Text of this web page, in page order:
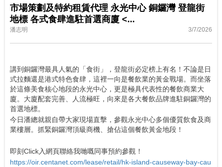
市場策劃及特約租賃代理 永光中心 銅鑼灣 登龍街
地標 各式食肆進駐首選商廈 <...
潘志明 3/7/2026
講到銅鑼灣最具人氣的「食街」，登龍街必定榜上有名！不論是日
式拉麵還是港式特色食肆，這裡一向是餐飲業的黃金戰場。而坐落
於這條美食核心地段的永光中心，更是極具代表性的餐飲商業大
廈。大廈配套完善、人流極旺，向來是各大餐飲品牌進駐銅鑼灣的
首選地標。
今日潘總就親自帶大家現場直擊，參觀永光中心多個優質飲食及商
業樓層。抓緊銅鑼灣頂級商機、搶佔這個餐飲黃金地段！
即刻Click入網頁聯絡我哋嘅同事預約參觀！
https://oir.centanet.com/lease/retail/hk-island-causeway-bay-cau